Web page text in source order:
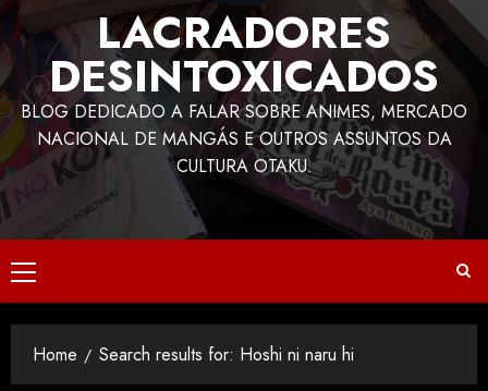
LACRADORES
DESINTOXICADOS
BLOG DEDICADO A FALAR SOBRE ANIMES, MERCADO
NACIONAL DE MANGÁS E OUTROS ASSUNTOS DA
CULTURA OTAKU.
Home Search results for: Hoshi ni naru hi